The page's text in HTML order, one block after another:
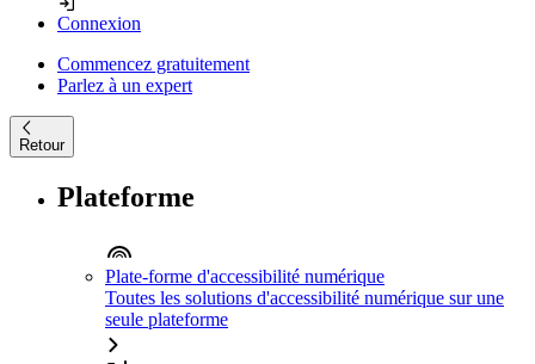
Connexion
Commencez gratuitement
Parlez à un expert
Retour
Plateforme
Plate-forme d'accessibilité numérique
Toutes les solutions d'accessibilité numérique sur une
seule plateforme